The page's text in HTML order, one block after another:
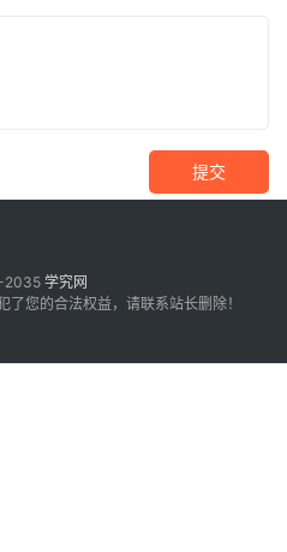
提交
学究网
您的合法权益，请联系站长删除！